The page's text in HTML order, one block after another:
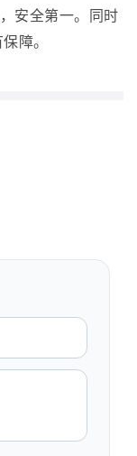
安全第一。同时
障。